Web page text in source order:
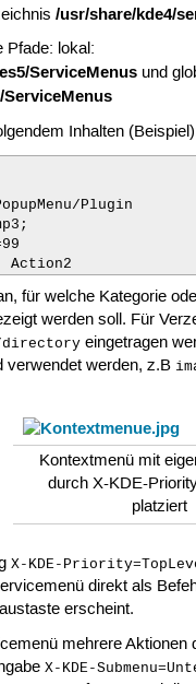
/usr/share/kde4/
Pfade: lokal:
ServiceMenusund
Inhalten
Plugin
Action2
für welche Kategorie
werden soll. Für
directoryeingetragen
verwendet werden, z.B
Kontextmenü mit
durch X-KDE-
platziert
X-KDE-
direkt als
erscheint.
mehrere Aktionen
X-KDE-